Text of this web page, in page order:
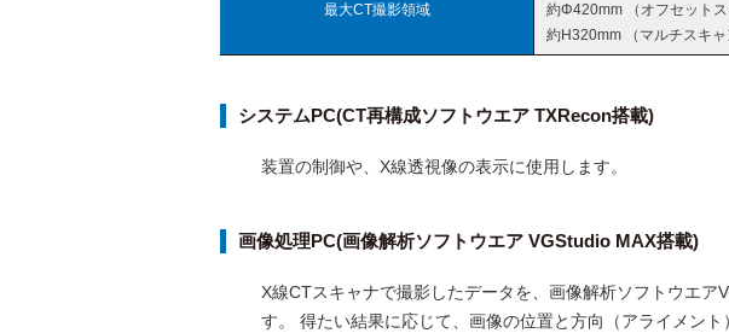
最大CT撮影領域
約Φ420mm （オフセットス
約H320mm （マルチスキャ
システムPC(CT再構成ソフトウエア TXRecon搭載)
装置の制御や、X線透視像の表示に使用します。
画像処理PC(画像解析ソフトウエア VGStudio MAX搭載)
X線CTスキャナで撮影したデータを、画像解析ソフトウエア
す。 得たい結果に応じて、画像の位置と方向（アライメン